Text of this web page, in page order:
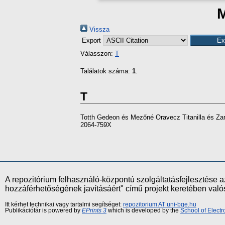
Vissza
Export
Válasszon: T
Találatok száma: 1.
T
Totth Gedeon és Mezőné Oravecz Titanillaés
2064-759X
A repozitórium felhasználó-központú szolgáltatásfejlesztése
hozzáférhetőségének javításáért" című projekt keretében
Itt kérhet technikai vagy tartalmi segítséget: repozitorium AT uni-bge.hu
Publikációtár is powered by EPrints 3 which is developed by the School of